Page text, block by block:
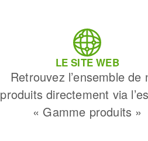
LE SITE WEB
Retrouvez l’ensemble de
produits directement via
« Gamme produits »